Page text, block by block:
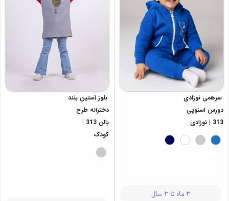
سرهمی نوزادی
دورس اسنوپی
313 | نوزادی
3 ماه تا 3 سال
بلوز آستین بلند
دخترانه طرح
بالن 313 |
کودک